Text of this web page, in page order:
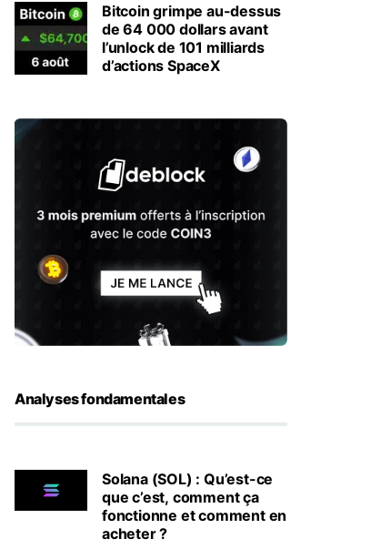
Bitcoin grimpe au-dessus
de 64 000 dollars avant
l’unlock de 101 milliards
d’actions SpaceX
Analyses fondamentales
Solana (SOL) : Qu’est-ce
que c’est, comment ça
fonctionne et comment en
acheter ?